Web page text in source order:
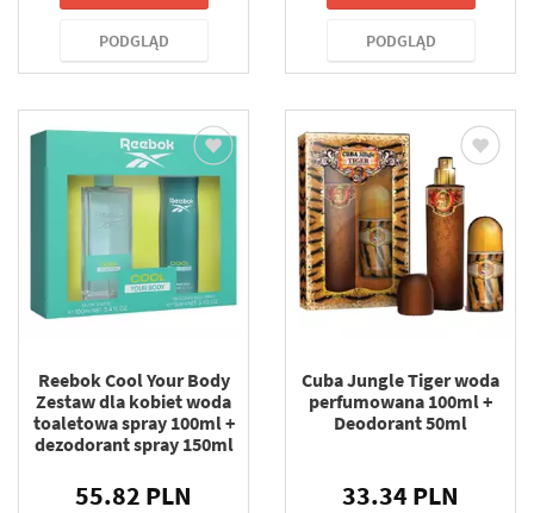
PODGLĄD PODGLĄD
Reebok Cool Your Body
Zestaw dla kobiet woda
toaletowa spray 100ml +
dezodorant spray 150ml
55.82 PLN
Cuba Jungle Tiger woda
perfumowana 100ml +
Deodorant 50ml
33.34 PLN